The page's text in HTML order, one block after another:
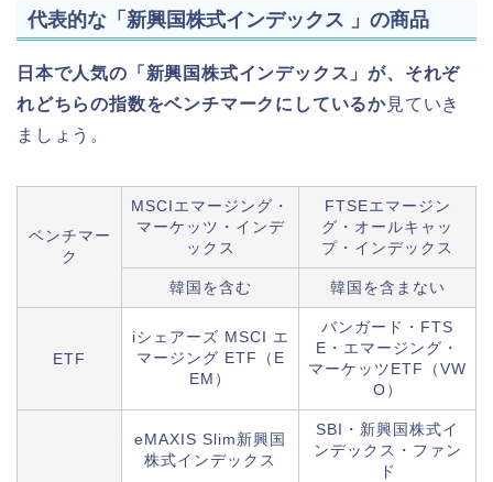
代表的な「新興国株式インデックス 」の商品
日本で人気の「新興国株式インデックス」が、それぞ
れどちらの指数をベンチマークにしているか見ていき
ましょう。
ベンチマー
ク
MSCIエマージング・
マーケッツ・インデ
ックス
FTSEエマージン
グ・オールキャッ
プ・インデックス
韓国を含む 韓国を含まない
ETF
iシェアーズ MSCI エ
マージング ETF（E
EM）
バンガード・FTS
E・エマージング・
マーケッツETF（VW
O）
eMAXIS Slim新興国
株式インデックス
SBI・新興国株式イ
ンデックス・ファン
ド